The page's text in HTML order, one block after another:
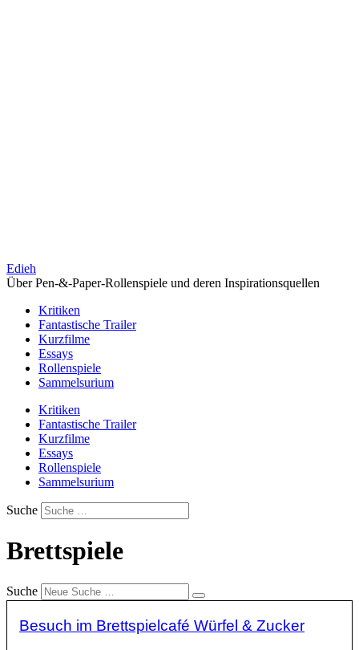
Edieh
Über Pen-&-Paper-Rollenspiele und deren Inspirationsquellen
Kritiken
Fantastische Trailer
Kurzfilme
Essays
Rollenspiele
Sammelsurium
Kritiken
Fantastische Trailer
Kurzfilme
Essays
Rollenspiele
Sammelsurium
Suche
Brettspiele
Suche
Besuch im Brettspielcafé Würfel & Zucker